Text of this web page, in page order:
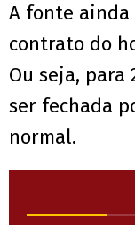
A fonte
contrato do
Ou seja, para
ser fechada
normal.